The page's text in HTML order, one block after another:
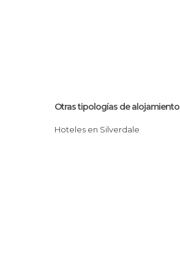
Otras tipologías de alojamiento
Hoteles en Silverdale